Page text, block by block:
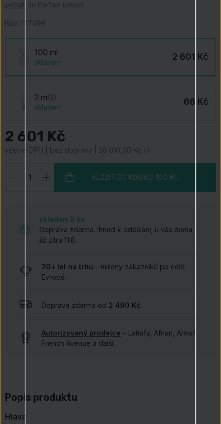
extrait de Parfum unisex
Kód: 137099
100 ml
skladem 2 601 Kč
2 ml
skladem 66 Kč
2 601 Kč
včetně DPH | bez dopravy | 26 010,00 Kč / l
VLOŽIT DO KOŠÍKU 100 ML
skladem 5 ks
Doprava zdarma. Ihned k odeslání, u vás doma
již zítra 11.8..
20+ let na trhu – miliony zákazníků po celé
Evropě.
Doprava zdarma od 2 490 Kč.
Autorizovaný prodejce – Lattafa, Afnan, Armaf,
French Avenue a další.
Popis produktu
Hlava